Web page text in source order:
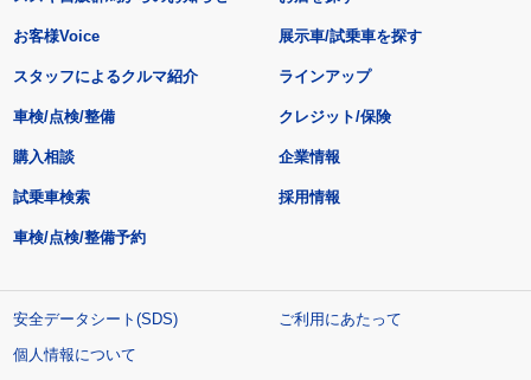
お客様Voice
スタッフによるクルマ紹介
展示車/試乗車を探す
ラインアップ
車検/点検/整備 クレジット/保険
購入相談
試乗車検索
車検/点検/整備予約
企業情報
採用情報
安全データシート(SDS)
ご利用にあたって
個人情報について